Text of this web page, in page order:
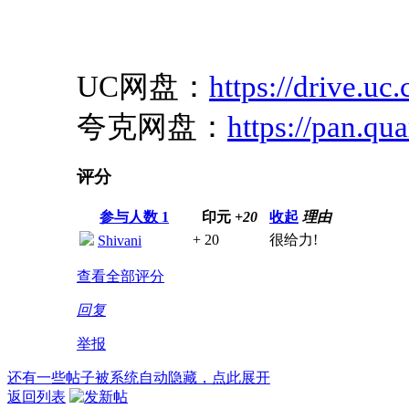
UC网盘： https://
夸克网盘： https://
评分
参与人数 1 印元 +20 收起 理由
Shivani
+ 20 很给力!
查看全部评分
回复
举报
还有一些帖子被系统自动隐藏，点此展开
返回列表